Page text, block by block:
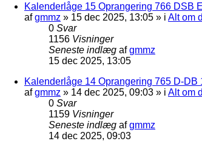
Kalenderlåge 15 Oprangering 766 DSB
afgmmz » 15 dec 2025, 13:05 » i Alt om
0 Svar
1156 Visninger
Seneste indlæg afgmmz
15 dec 2025, 13:05
Kalenderlåge 14 Oprangering 765 D-
afgmmz » 14 dec 2025, 09:03 » i Alt om
0 Svar
1159 Visninger
Seneste indlæg afgmmz
14 dec 2025, 09:03